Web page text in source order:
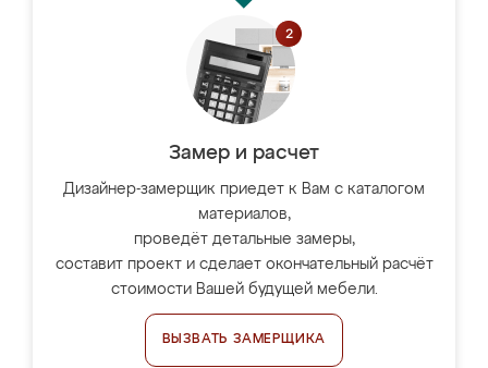
Замер и расчет
Дизайнер-замерщик приедет к Вам с каталогом
материалов,
проведёт детальные замеры,
составит проект и сделает окончательный расчёт
стоимости Вашей будущей мебели.
ВЫЗВАТЬ ЗАМЕРЩИКА